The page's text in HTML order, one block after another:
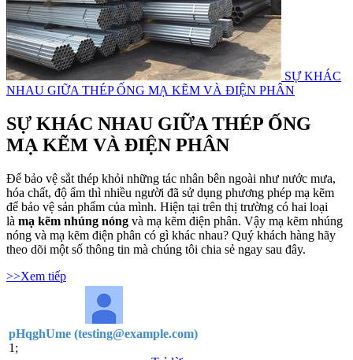
SỰ KHÁC
NHAU GIỮA THÉP ỐNG MẠ KẼM VÀ ĐIỆN PHÂN
SỰ KHÁC NHAU GIỮA THÉP ỐNG
MẠ KẼM VÀ ĐIỆN PHÂN
Để bảo vệ sắt thép khỏi những tác nhân bên ngoài như nước mưa,
hóa chất, độ ẩm thì nhiều người đã sử dụng phương phép mạ kẽm
để bảo vệ sản phẩm của mình. Hiện tại trên thị trường có hai loại
là mạ kẽm nhúng nóng và mạ kẽm điện phân. Vậy mạ kẽm nhúng
nóng và mạ kẽm điện phân có gì khác nhau? Quý khách hàng hãy
theo dõi một số thông tin mà chúng tôi chia sẻ ngay sau đây.
>>Xem tiếp
pHqghUme (testing@example.com)
1;